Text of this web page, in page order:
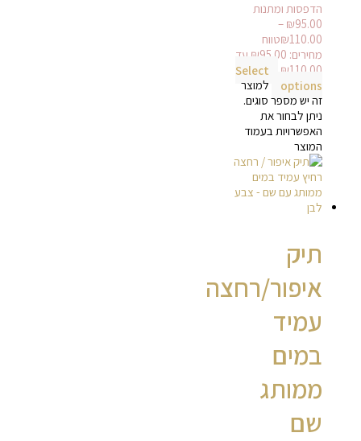
הדפסות ומתנות
₪95.00
–
₪110.00
טווח
מחירים: ⁦₪95.00⁩ עד
Select
options
למוצר
זה יש מספר סוגים.
ניתן לבחור את
האפשרויות בעמוד
המוצר
תיק
איפור/רחצה
עמיד
במים
ממותג
שם